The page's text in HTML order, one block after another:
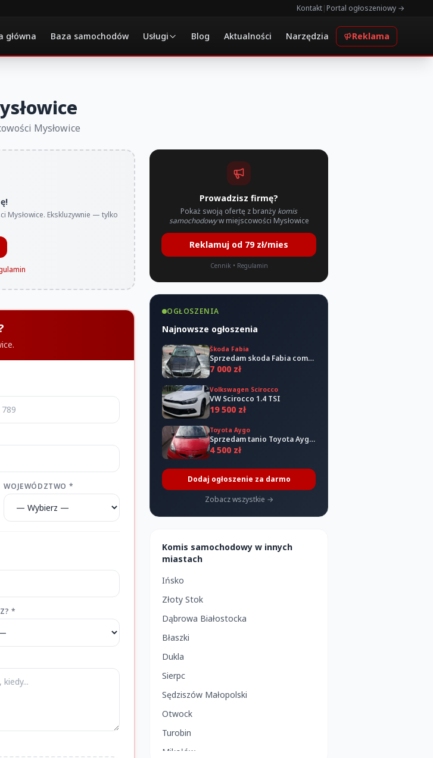
Kontakt| Portal ogłoszeniowy →
główna Baza samochodów Usługi Blog Aktualności Narzędzia Reklama
Mysłowice
Mysłowice. Ekskluzywnie — tylko
WOJEWÓDZTWO *
*
Prowadzisz firmę?
Pokaż swoją ofertę z branży komis
samochodowyw miejscowości Mysłowice
Reklamuj od 79 zł/mies
Cennik • Regulamin
OGŁOSZENIA
Najnowsze ogłoszenia
Škoda Fabia
Sprzedam skoda Fabia combi 2011
7 000 zł
Volkswagen Scirocco
VW Scirocco 1.4 TSI
19 500 zł
Toyota Aygo
Sprzedam tanio Toyota Aygo 2006
4 500 zł
Dodaj ogłoszenie za darmo
Zobacz wszystkie →
Komis samochodowy w innych
miastach
Ińsko
Złoty Stok
Dąbrowa Białostocka
Błaszki
Dukla
Sierpc
Sędziszów Małopolski
Otwock
Turobin
Mikołów